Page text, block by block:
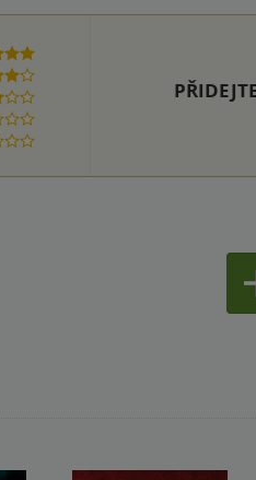
5 hvězdiček
4 hvězdičky
3 hvězdičky